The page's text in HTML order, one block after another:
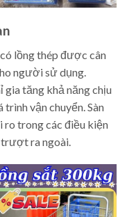
lồng thép được cân
người sử dụng.
gia tăng khả năng chịu
vận chuyển. Sàn
trong các điều kiện
ra ngoài.